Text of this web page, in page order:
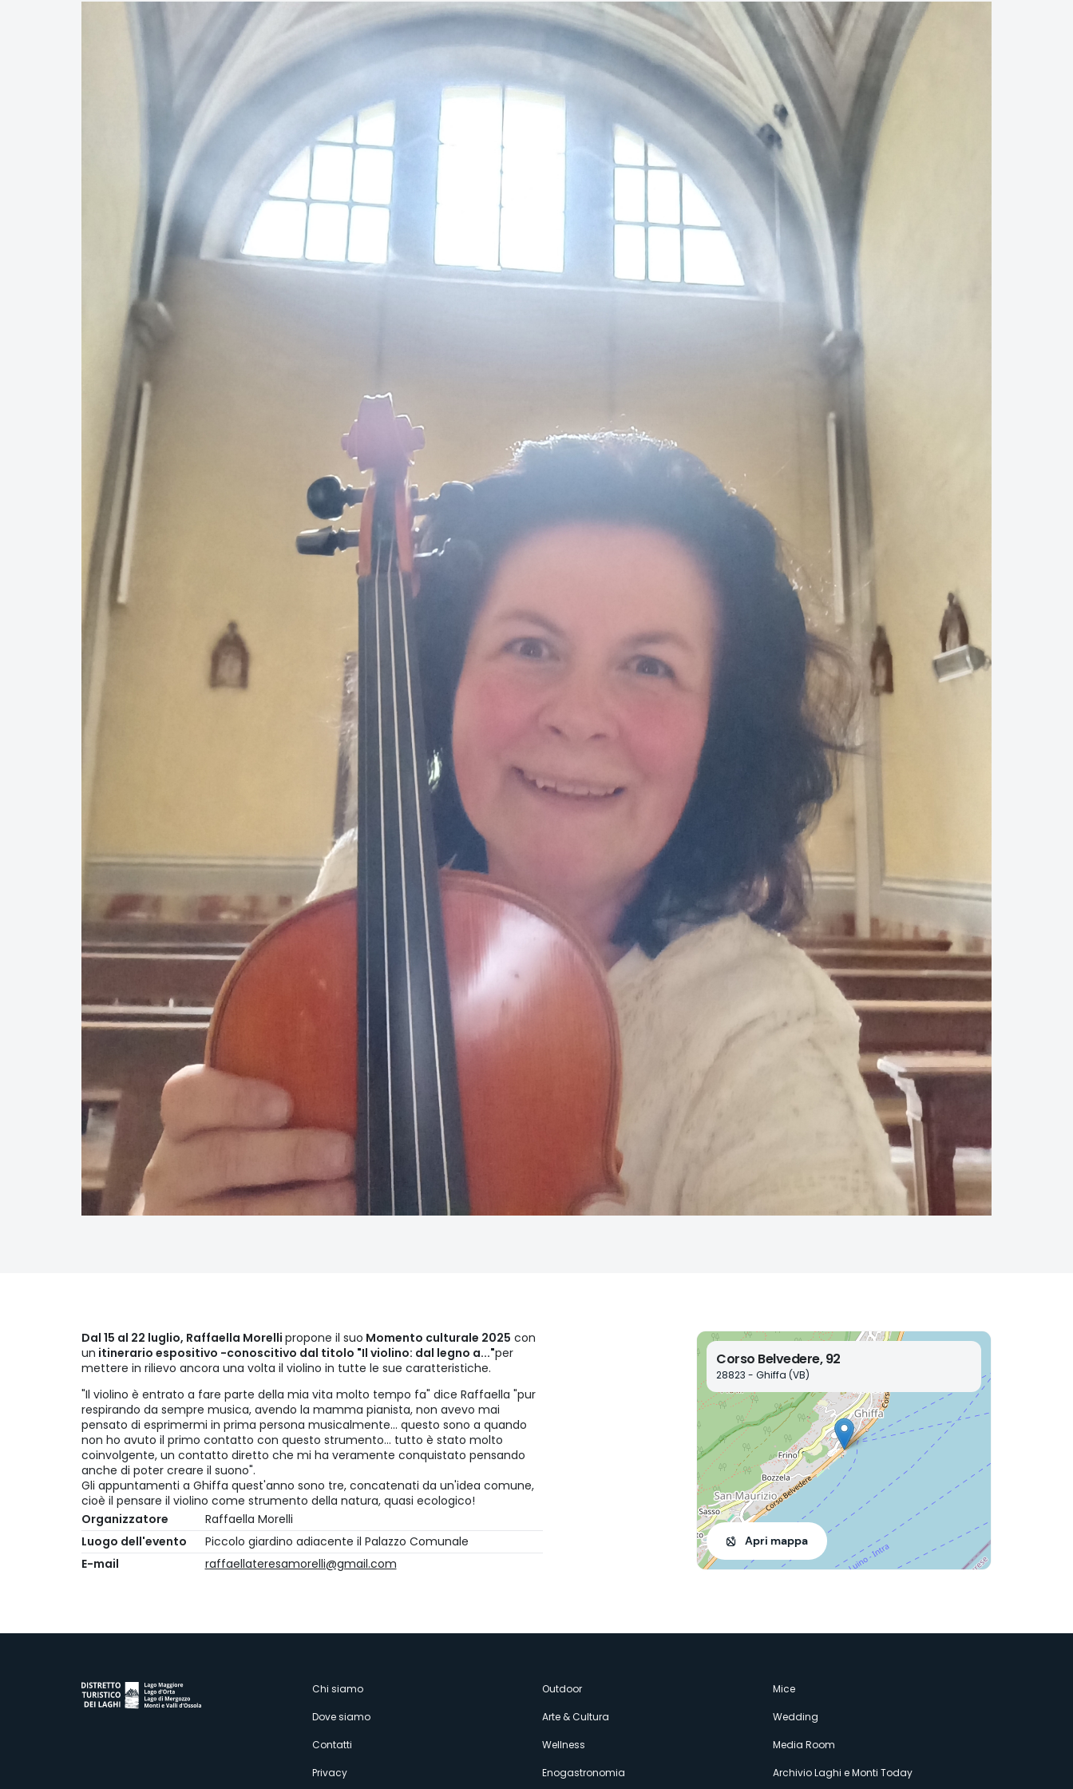
Dal 15 al 22 luglio, Raffaella Morelli propone il suo Momento culturale 2025 con
un itinerario espositivo -conoscitivo dal titolo "Il violino: dal legno a..."per
mettere in rilievo ancora una volta il violino in tutte le sue caratteristiche.
"Il violino è entrato a fare parte della mia vita molto tempo fa" dice Raffaella "pur
respirando da sempre musica, avendo la mamma pianista, non avevo mai
pensato di esprimermi in prima persona musicalmente... questo sono a quando
non ho avuto il primo contatto con questo strumento... tutto è stato molto
coinvolgente, un contatto diretto che mi ha veramente conquistato pensando
anche di poter creare il suono".
Gli appuntamenti a Ghiffa quest'anno sono tre, concatenati da un'idea comune,
cioè il pensare il violino come strumento della natura, quasi ecologico!
Organizzatore
Raffaella Morelli
Luogo dell'evento
Piccolo giardino adiacente il Palazzo Comunale
E-mail
raffaellateresamorelli@gmail.com
Corso Belvedere, 92
28823 - Ghiffa (VB)
Apri mappa
Menù
secondario
Chi siamo
Dove siamo
Contatti
Privacy
Outdoor
Arte & Cultura
Wellness
Enogastronomia
Mice
Wedding
Media Room
Archivio Laghi e Monti Today